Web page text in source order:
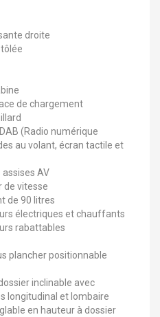
droite
de chargement
(Radio numérique
au volant, écran tactile et
AV
de vitesse
de 90 litres
électriques et chauffants
rabattables
plancher positionnable
inclinable avec
longitudinal et lombaire
en hauteur à dossier